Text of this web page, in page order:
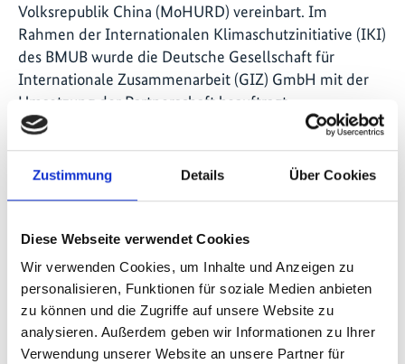
Zustimmung Details Über Cookies
Diese Webseite verwendet Cookies
Wir verwenden Cookies, um Inhalte und Anzeigen zu
personalisieren, Funktionen für soziale Medien anbieten
zu können und die Zugriffe auf unsere Website zu
analysieren. Außerdem geben wir Informationen zu Ihrer
Verwendung unserer Website an unsere Partner für
Volksrepublik China (MoHURD) vereinbart. Im
Rahmen der Internationalen Klimaschutzinitiative (IKI)
des BMUB wurde die Deutsche Gesellschaft für
Internationale Zusammenarbeit (GIZ) GmbH mit der
Umsetzung der Partnerschaft beauftragt.
Die Urbanisierungspartnerschaft sucht ständig nach
interessierten Städten in Deutschland und China, die
das Deutsch-Chinesische Bürgermeisterforum
ausrichten möchten.
Weitere Informationen:Peter.Sailer(at)giz.de
oderSandra.Mueller-Volk(at)giz.de
(Bonn).